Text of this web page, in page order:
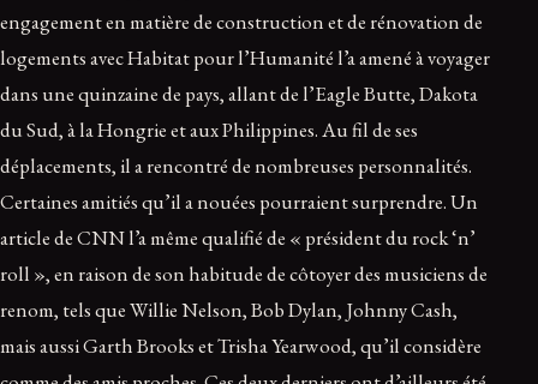
engagement en matière de construction et de rénovation de
logements avec Habitat pour l’Humanité l’a amené à voyager
dans une quinzaine de pays, allant de l’Eagle Butte, Dakota
du Sud, à la Hongrie et aux Philippines. Au fil de ses
déplacements, il a rencontré de nombreuses personnalités.
Certaines amitiés qu’il a nouées pourraient surprendre. Un
article de CNN l’a même qualifié de « président du rock ‘n’
roll », en raison de son habitude de côtoyer des musiciens de
renom, tels que Willie Nelson, Bob Dylan, Johnny Cash,
mais aussi Garth Brooks et Trisha Yearwood, qu’il considère